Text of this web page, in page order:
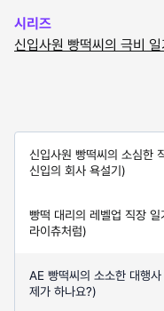
시리즈
신입사원 빵떡씨의 극비 일
신입사원 빵떡씨의 소심한
신입의 회사 욕설기)
빵떡 대리의 레벨업 직장
라이츄처럼)
AE 빵떡씨의 소소한 대행
제가 하나요?)